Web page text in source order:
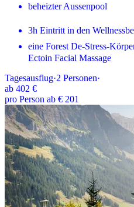
beheizter Aussenpool
3h Eintritt in den
eine Forest De-Stress-
Ectoin Facial Massage
Tagesausflug·2 Personen·
ab 402 €
pro Person ab € 201